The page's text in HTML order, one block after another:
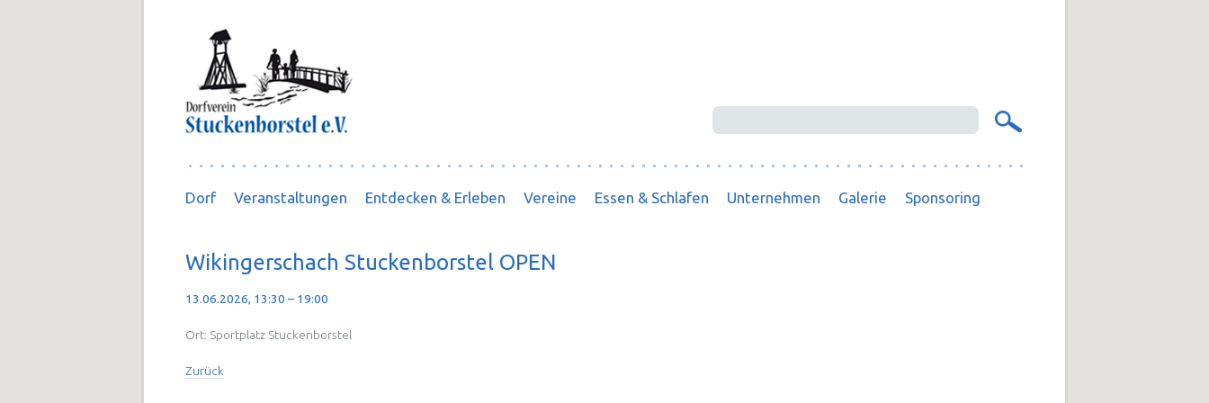
Navigation
Dorf Veranstaltungen Entdecken & Erleben Vereine Essen & Schlafen Unternehmen Galerie Sponsoring
Wikingerschach Stuckenborstel OPEN
13.06.2026, 13:30 – 19:00
Ort: Sportplatz Stuckenborstel
Zurück